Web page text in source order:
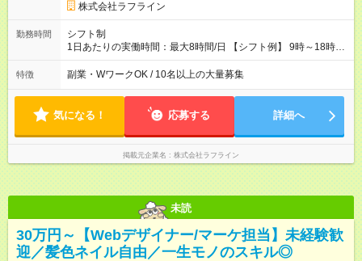
株式会社ラフライン
勤務時間
シフト制
1日あたりの実働時間：最大8時間/日 【シフト例】 9時～18時
10時～19時 11時～20時 休憩1時間以上！
特徴 副業・WワークOK / 10名以上の大量募集
気になる！ 応募する 詳細へ
掲載元企業名 株式会社ラフライン
未読
30万円～【Webデザイナー/マーケ担当】未経験歓
迎／髪色ネイル自由／一生モノのスキル◎